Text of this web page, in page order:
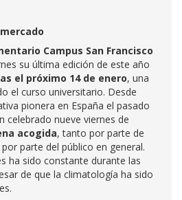
Campus San Francisco
su última edición de este año
el próximo 14 de enero, una
el curso universitario. Desde
pionera en España el pasado
celebrado nueve viernes de
acogida, tanto por parte de
parte del público en general.
ha sido constante durante las
de que la climatología ha sido